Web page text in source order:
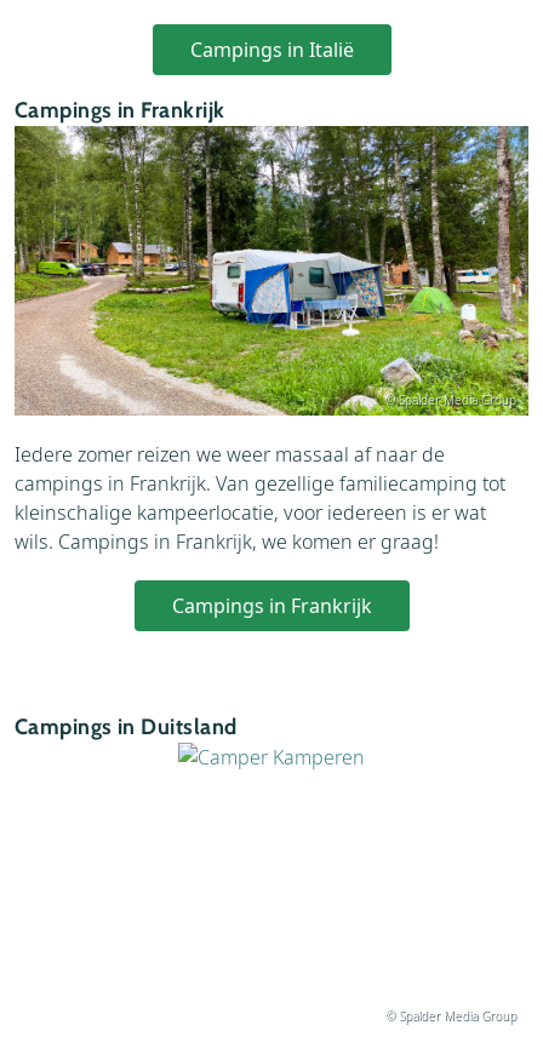
Campings in Italië
Campings in Frankrijk
© Spalder Media Group
Iedere zomer reizen we weer massaal af naar de
campings in Frankrijk. Van gezellige familiecamping tot
kleinschalige kampeerlocatie, voor iedereen is er wat
wils. Campings in Frankrijk, we komen er graag!
Campings in Frankrijk
Campings in Duitsland
© Spalder Media Group